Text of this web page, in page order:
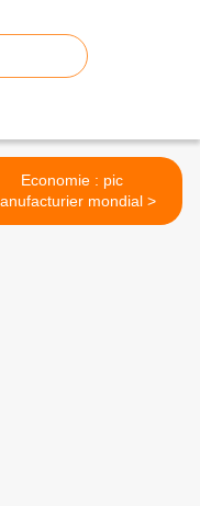
Economie : pic
manufacturier mondial >